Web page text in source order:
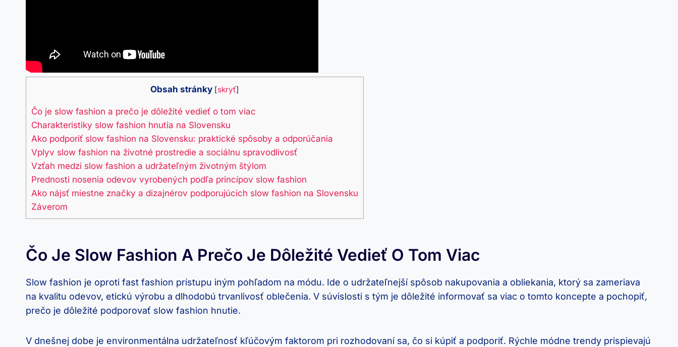
Obsah stránky [skryť]
Čo je slow fashion a prečo je dôležité vedieť o tom viac
Charakteristiky slow fashion hnutia na Slovensku
Ako podporiť slow fashion na Slovensku: praktické spôsoby a odporúčania
Vplyv slow fashion na životné prostredie a sociálnu spravodlivosť
Vzťah medzi slow fashion a udržateľným životným štýlom
Prednosti nosenia odevov vyrobených podľa princípov slow fashion
Ako nájsť miestne značky a dizajnérov podporujúcich slow fashion na Slovensku
Záverom
Čo Je Slow Fashion A Prečo Je Dôležité Vedieť O Tom Viac
Slow fashion je oproti fast fashion prístupu iným pohľadom na módu. Ide o udržateľnejší spôsob nakupovania a obliekania, ktorý sa zameriava
na kvalitu odevov, etickú výrobu a dlhodobú trvanlivosť oblečenia. V súvislosti s tým je dôležité informovať sa viac o tomto koncepte a pochopiť,
prečo je dôležité podporovať slow fashion hnutie.
V dnešnej dobe je environmentálna udržateľnosť kľúčovým faktorom pri rozhodovaní sa, čo si kúpiť a podporiť. Rýchle módne trendy prispievajú